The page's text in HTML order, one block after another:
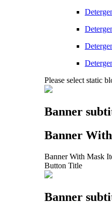
Please select static
Banner
Banner
Banner With Mask
Button Title
Banner